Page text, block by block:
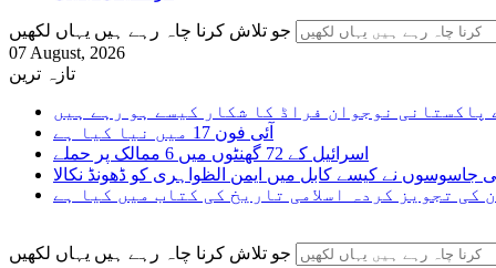
جو تلاش کرنا چاہ رہے ہیں یہاں لکھیں
07 August, 2026
تازہ ترین
پاکستانی نوجوان فراڈ کا شکار کیسے ہو رہے ہیں
آئی فون 17 میں نیا کیا ہے
اسرائیل کے 72 گھنٹوں میں 6 ممالک پر حملے
جاسوسوں نے کیسے کابل میں ایمن الظواہری کو ڈھونڈ نکالا
کی تجویز کردہ اسلامی تاریخ کی کتاب میں کیا ہے
جو تلاش کرنا چاہ رہے ہیں یہاں لکھیں